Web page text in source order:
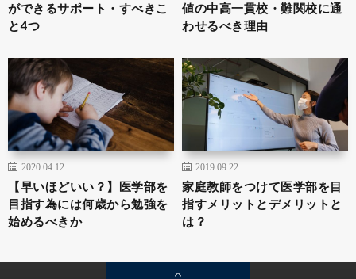
ができるサポート・すべきこ
と4つ
値の中高一貫校・難関校に通
わせるべき理由
2020.04.12
【早いほどいい？】医学部を
目指す為には何歳から勉強を
始めるべきか
2019.09.22
家庭教師をつけて医学部を目
指すメリットとデメリットと
は？